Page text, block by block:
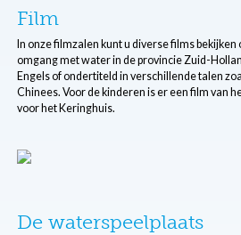
Film
In onze filmzalen kunt u diverse films
omgang met water in de provincie Zuid-
Engels of ondertiteld in verschillende talen
Chinees. Voor de kinderen is er een film van
voor het Keringhuis.
De waterspeelplaats